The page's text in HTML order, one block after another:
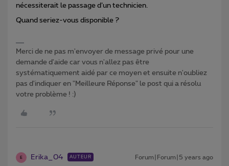
nécessiterait le passage d’un technicien.
Quand seriez-vous disponible ?
Merci de ne pas m'envoyer de message privé pour une
demande d'aide car vous n'allez pas être
systématiquement aidé par ce moyen et ensuite n'oubliez
pas d'indiquer en "Meilleure Réponse" le post qui a résolu
votre problème ! :)
E Erika_04 AUTEUR Forum|Forum|5 years ago